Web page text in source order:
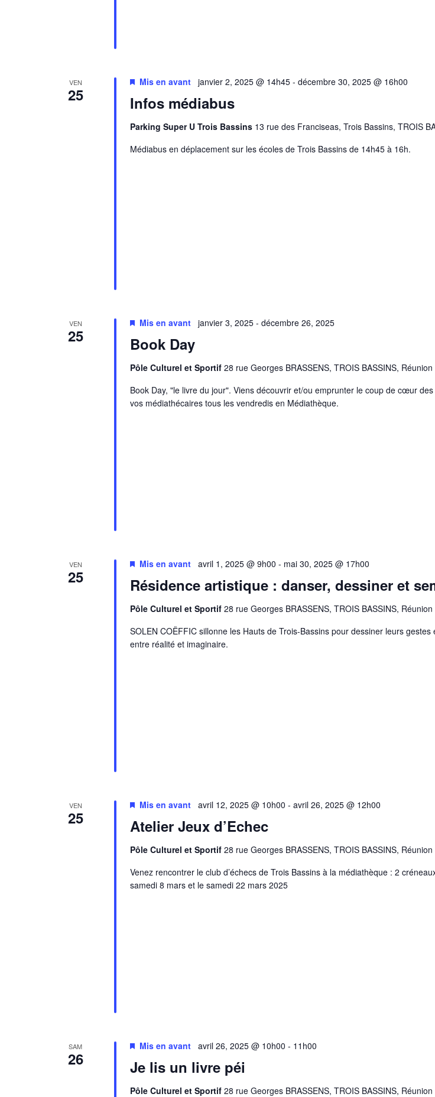
VEN
25 Infos médiabus
Mis en avant janvier 2, 2025 @ 14h45- décembre 30, 2025 @ 16h00
Parking Super U Trois Bassins 13 rue des Franciseas, Trois Bassins, TROIS
Médiabus en déplacement sur les écoles de Trois Bassins de 14h45 à 16h.
VEN
25 Book Day
Mis en avant janvier 3, 2025- décembre 26, 2025
Pôle Culturel et Sportif 28 rue Georges BRASSENS, TROIS BASSINS, Réunion
Book Day, "le livre du jour". Viens découvrir et/ou emprunter le coup de cœur
vos médiathécaires tous les vendredis en Médiathèque.
VEN
25 Résidence artistique : danser, dessiner et
Mis en avant avril 1, 2025 @ 9h00 - mai 30, 2025 @ 17h00
Pôle Culturel et Sportif 28 rue Georges BRASSENS, TROIS BASSINS, Réunion
SOLEN COËFFIC sillonne les Hauts de Trois-Bassins pour dessiner leurs gestes
entre réalité et imaginaire.
VEN
25 Atelier Jeux d’Echec
Mis en avant avril 12, 2025 @ 10h00 - avril 26, 2025 @ 12h00
Pôle Culturel et Sportif 28 rue Georges BRASSENS, TROIS BASSINS, Réunion
Venez rencontrer le club d’échecs de Trois Bassins à la médiathèque : 2
samedi 8 mars et le samedi 22 mars 2025
SAM
26 Je lis un livre péi
Mis en avant avril 26, 2025 @ 10h00 - 11h00
Pôle Culturel et Sportif 28 rue Georges BRASSENS, TROIS BASSINS, Réunion